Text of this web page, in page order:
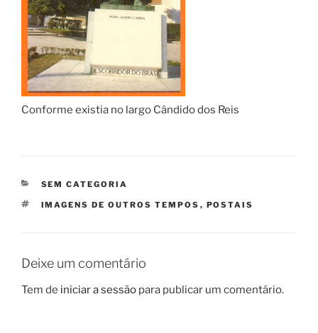
Conforme existia no largo Cândido dos Reis
CATEGORIAS
SEM CATEGORIA
ETIQUETAS
IMAGENS DE OUTROS TEMPOS , POSTAIS
Deixe um comentário
Tem de iniciar a sessão para publicar um comentário.